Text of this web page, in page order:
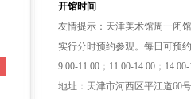
开馆时间
友情提示：天津美术馆周一闭
实行分时预约参观。每日可预
9:00-11:00；11:00-14:00；14:00-
地址：天津市河西区平江道60号